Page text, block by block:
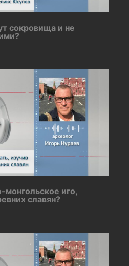
сокровища и не
монгольское иго,
славян?